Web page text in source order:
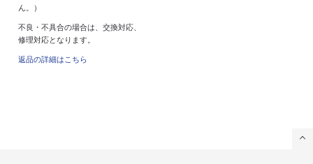
ん。）
不良・不具合の場合は、交換対応、
修理対応となります。
返品の詳細はこちら